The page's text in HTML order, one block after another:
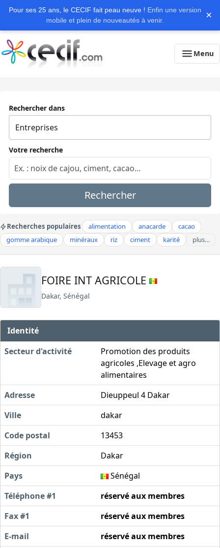
Pour ses 25 ans, le CECIF fait peau neuve ! Enfin une version
mobile et plein de nouveautés à venir.
×
Menu
Rechercher dans
Votre recherche
Rechercher
Recherches populaires alimentation anacarde
cacao
gomme arabique
minéraux riz ciment karité plus…
FOIRE INT AGRICOLE
Dakar, Sénégal
Identité
Secteur d'activité
Promotion des produits
agricoles ,Elevage et agro
alimentaires
Adresse
Dieuppeul 4 Dakar
Ville
dakar
Code postal
13453
Région
Dakar
Pays
Sénégal
Téléphone #1
réservé aux membres
Fax #1
réservé aux membres
E-mail
réservé aux membres